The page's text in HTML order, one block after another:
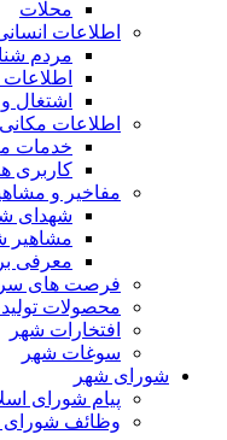
محلات
اطلاعات
مردم
اشتغال
اطلاعات مکانی
خدمات
کاربری
مفاخیر و
شهدای
مشاهیر
معرفی
فرصت های
محصولات
افتخارات شهر
سوغات شهر
شورای شهر
پیام شورای
وظائف شورای